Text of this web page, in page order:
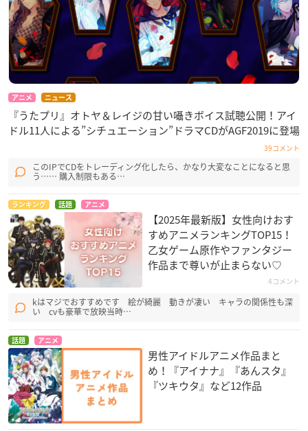
アニメ ニュース
『うたプリ』オトヤ＆レイジの甘い囁きボイス試聴公開！アイ
ドル11人による”シチュエーション”ドラマCDがAGF2019に登場
39コメント
このIPでCDをトレーディング化したら、かなり大変なことになると思
う…… 購入制限もある…
ランキング 話題 アニメ
【2025年最新版】女性向けおす
すめアニメランキングTOP15！
乙女ゲーム原作やファンタジー
作品まで尊いが止まらない♡
4コメント
kはマジでおすすめです 絵が綺麗 動きが凄い キャラの関係性も深
い cvも豪華で放映当時…
話題 アニメ
男性アイドルアニメ作品まと
め！『アイナナ』『あんスタ』
『ツキウタ』など12作品